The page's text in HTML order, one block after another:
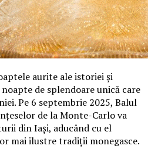
aurite ale istoriei și
de splendoare unică care
Pe 6 septembrie 2025, Balul
de la Monte-Carlo va
din Iași, aducând cu el
mai ilustre tradiții monegasce.